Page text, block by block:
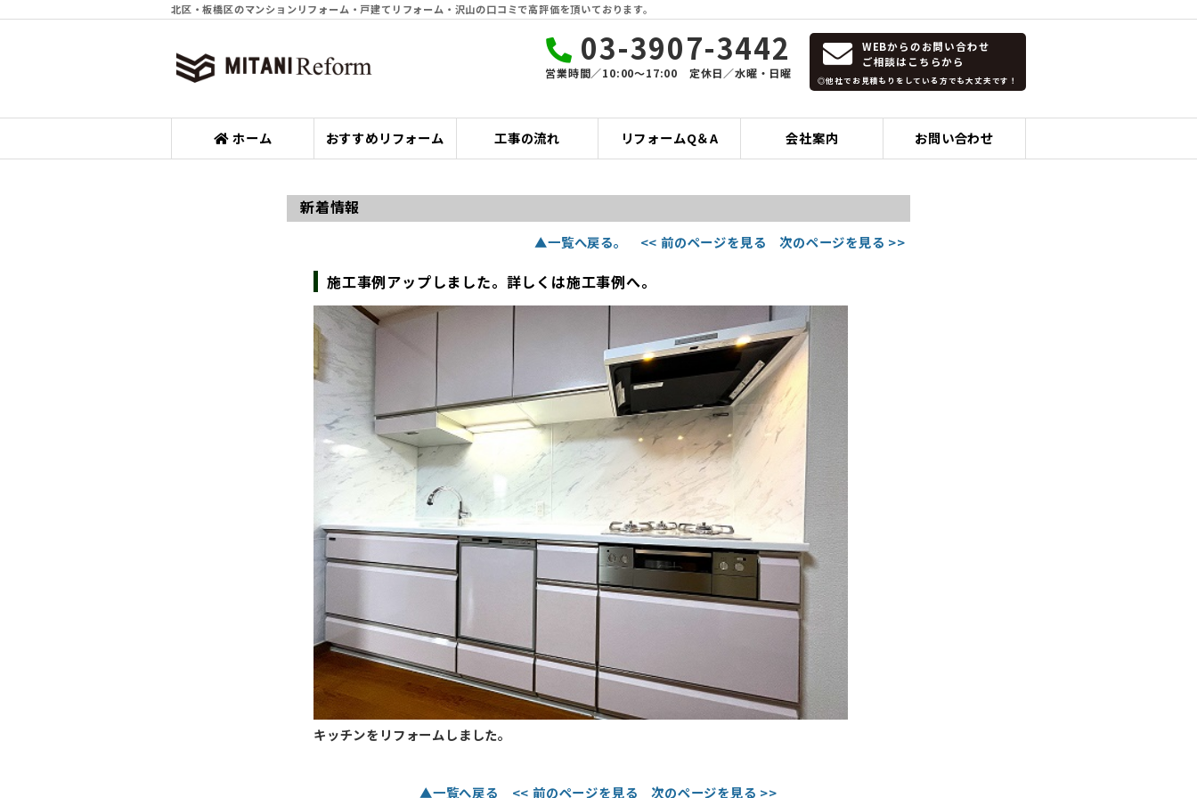
北区・板橋区のマンションリフォーム・戸建てリフォーム・沢山の口コミで高評価を頂いております。
03-3907-3442
営業時間／10:00〜17:00 定休日／水曜・日曜
WEBからのお問い合わせ
ご相談はこちらから
◎他社でお見積もりをしている方でも大丈夫です！
ホーム おすすめリフォーム 工事の流れ リフォームQ＆A 会社案内 お問い合わせ
新着情報
▲一覧へ戻る。 << 前のページを見る 次のページを見る >>
施工事例アップしました。詳しくは施工事例へ。
キッチンをリフォームしました。
▲一覧へ戻る << 前のページを見る 次のページを見る >>